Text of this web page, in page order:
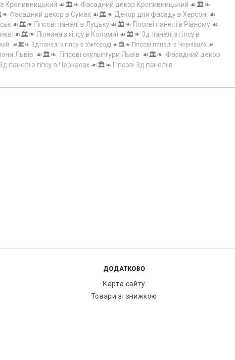
Кропивницький ☙🏛️❧ Фасадний декор Кропивницький ☙🏛️❧
Фасадний декор в Сумах ☙🏛️❧ Декор для фасаду в Херсоні ☙
☙🏛️❧ Гіпсові панелі в Луцьку ☙🏛️❧ Гіпсові панелі в Рівному ☙
☙🏛️❧ Ліпнина з гіпсу в Коломиї ☙🏛️❧ 3д панелі з гіпсу в
☙🏛️❧ 3д панелі з гіпсу в Ужгороді ☙🏛️❧ Гіпсові панелі в Чернівцях ☙
Львів ☙🏛️❧ Гіпсові скульптури Львів ☙🏛️❧ Фасадний декор
3д панелі з гіпсу в Черкасах ☙🏛️❧ Гіпсові 3д панелі в
ДОДАТКОВО
Карта сайту
Товари зі знижкою